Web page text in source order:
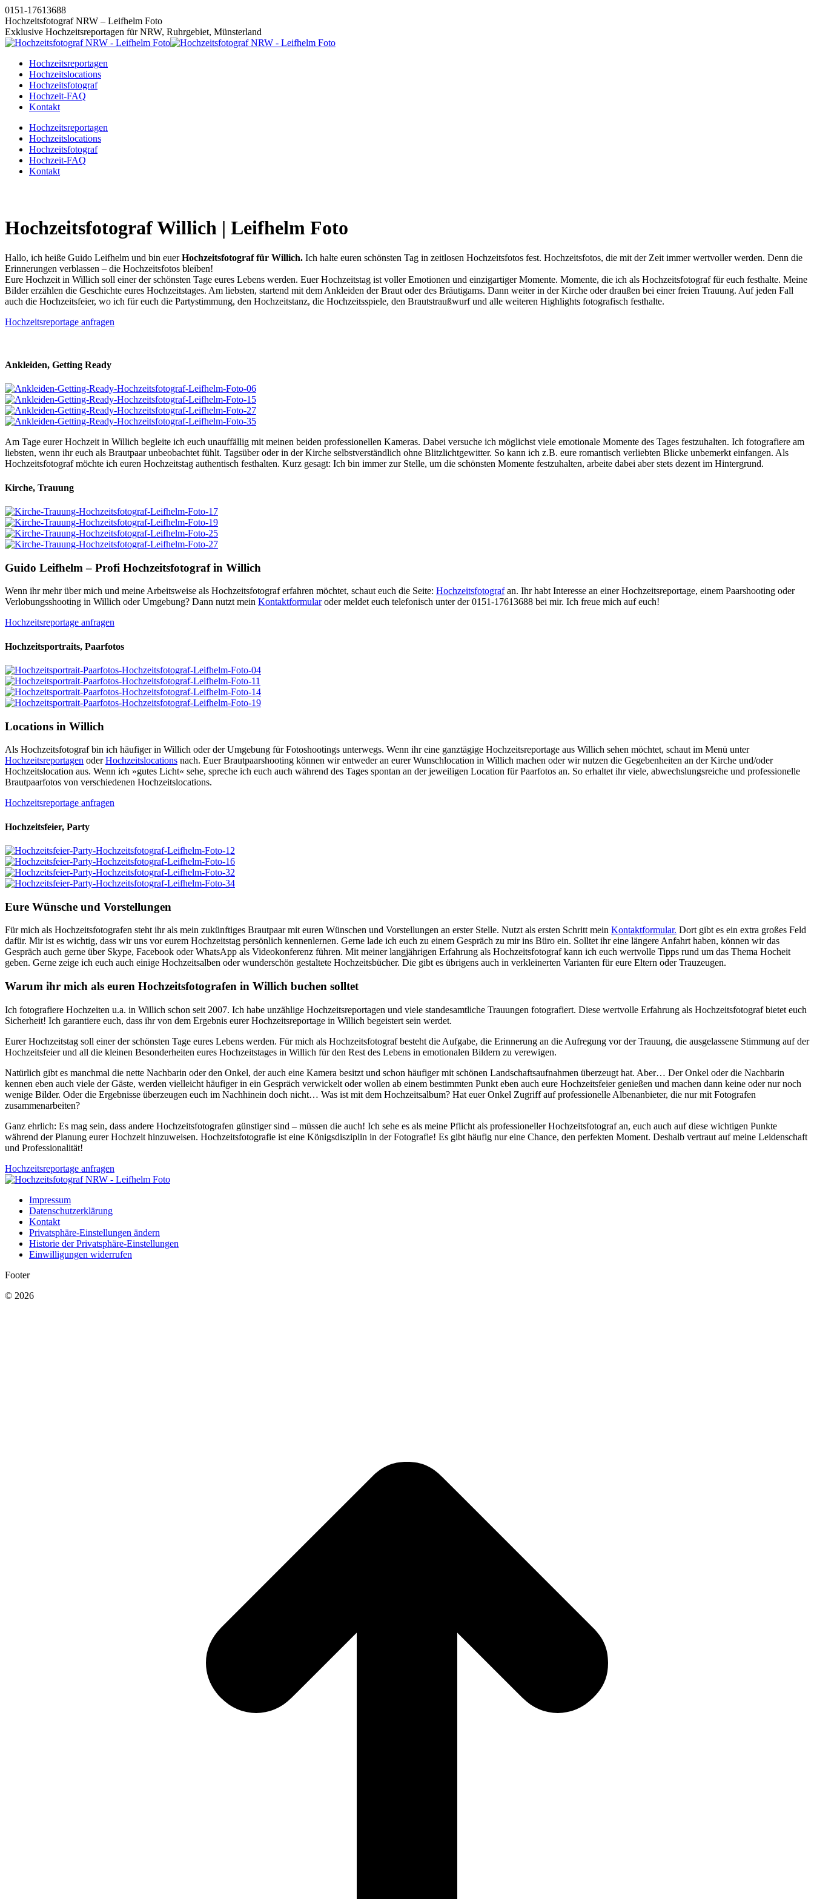
Zum
Inhalt
springen
0151-17613688
Hochzeitsfotograf NRW – Leifhelm Foto
Exklusive Hochzeitsreportagen für NRW, Ruhrgebiet, Münsterland
Hochzeitsreportagen
Hochzeitslocations
Hochzeitsfotograf
Hochzeit-FAQ
Kontakt
Instagram
page
opens
new
Facebook
page
opens
new
Pinterest
page
opens
new
page
opens
new
Hochzeitsreportagen
Hochzeitslocations
Hochzeitsfotograf
Hochzeit-FAQ
Kontakt
Hochzeitsfotograf Willich | Leifhelm Foto
Hallo, ich heiße Guido Leifhelm und bin euerHochzeitsfotograf für Willich. Ich halte euren schönsten Tag in zeitlosen Hochzeitsfotos fest. Hochzeitsfotos, die mit der Zeit immer wertvoller werden. Denn die
Erinnerungen verblassen – die Hochzeitsfotos bleiben!
Eure Hochzeit in Willich soll einer der schönsten Tage eures Lebens werden. Euer Hochzeitstag ist voller Emotionen und einzigartiger Momente. Momente, die ich als Hochzeitsfotograf für euch festhalte. Meine
Bilder erzählen die Geschichte eures Hochzeitstages. Am liebsten, startend mit dem Ankleiden der Braut oder des Bräutigams. Dann weiter in der Kirche oder draußen bei einer freien Trauung. Auf jeden Fall
auch die Hochzeitsfeier, wo ich für euch die Partystimmung, den Hochzeitstanz, die Hochzeitsspiele, den Brautstraußwurf und alle weiteren Highlights fotografisch festhalte.
Hochzeitsreportage anfragen
Ankleiden, Getting Ready
Am Tage eurer Hochzeit in Willich begleite ich euch unauffällig mit meinen beiden professionellen Kameras. Dabei versuche ich möglichst viele emotionale Momente des Tages festzuhalten. Ich fotografiere am
liebsten, wenn ihr euch als Brautpaar unbeobachtet fühlt. Tagsüber oder in der Kirche selbstverständlich ohne Blitzlichtgewitter. So kann ich z.B. eure romantisch verliebten Blicke unbemerkt einfangen. Als
Hochzeitsfotograf möchte ich euren Hochzeitstag authentisch festhalten. Kurz gesagt: Ich bin immer zur Stelle, um die schönsten Momente festzuhalten, arbeite dabei aber stets dezent im Hintergrund.
Kirche, Trauung
Guido Leifhelm – Profi Hochzeitsfotograf in Willich
Wenn ihr mehr über mich und meine Arbeitsweise als Hochzeitsfotograf erfahren möchtet, schaut euch die Seite: Hochzeitsfotografan. Ihr habt Interesse an einer Hochzeitsreportage, einem Paarshooting oder
Verlobungsshooting in Willich oder Umgebung? Dann nutzt mein Kontaktformularoder meldet euch telefonisch unter der 0151-17613688 bei mir. Ich freue mich auf euch!
Hochzeitsreportage anfragen
Hochzeitsportraits, Paarfotos
Locations in Willich
Als Hochzeitsfotograf bin ich häufiger in Willich oder der Umgebung für Fotoshootings unterwegs. Wenn ihr eine ganztägige Hochzeitsreportage aus Willich sehen möchtet, schaut im Menü unter
Hochzeitsreportagen oderHochzeitslocations nach. Euer Brautpaarshooting können wir entweder an eurer Wunschlocation in Willich machen oder wir nutzen die Gegebenheiten an der Kirche und/oder
Hochzeitslocation aus. Wenn ich »gutes Licht« sehe, spreche ich euch auch während des Tages spontan an der jeweiligen Location für Paarfotos an. So erhaltet ihr viele, abwechslungsreiche und professionelle
Brautpaarfotos von verschiedenen Hochzeitslocations.
Hochzeitsreportage anfragen
Hochzeitsfeier, Party
Eure Wünsche und Vorstellungen
Für mich als Hochzeitsfotografen steht ihr als mein zukünftiges Brautpaar mit euren Wünschen und Vorstellungen an erster Stelle. Nutzt als ersten Schritt mein Kontaktformular. Dort gibt es ein extra großes Feld
dafür. Mir ist es wichtig, dass wir uns vor eurem Hochzeitstag persönlich kennenlernen. Gerne lade ich euch zu einem Gespräch zu mir ins Büro ein. Solltet ihr eine längere Anfahrt haben, können wir das
Gespräch auch gerne über Skype, Facebook oder WhatsApp als Videokonferenz führen. Mit meiner langjährigen Erfahrung als Hochzeitsfotograf kann ich euch wertvolle Tipps rund um das Thema Hocheit
geben. Gerne zeige ich euch auch einige Hochzeitsalben oder wunderschön gestaltete Hochzeitsbücher. Die gibt es übrigens auch in verkleinerten Varianten für eure Eltern oder Trauzeugen.
Warum ihr mich als euren Hochzeitsfotografen in Willich buchen solltet
Ich fotografiere Hochzeiten u.a. in Willich schon seit 2007. Ich habe unzählige Hochzeitsreportagen und viele standesamtliche Trauungen fotografiert. Diese wertvolle Erfahrung als Hochzeitsfotograf bietet euch
Sicherheit! Ich garantiere euch, dass ihr von dem Ergebnis eurer Hochzeitsreportage in Willich begeistert sein werdet.
Eurer Hochzeitstag soll einer der schönsten Tage eures Lebens werden. Für mich als Hochzeitsfotograf besteht die Aufgabe, die Erinnerung an die Aufregung vor der Trauung, die ausgelassene Stimmung auf der
Hochzeitsfeier und all die kleinen Besonderheiten eures Hochzeitstages in Willich für den Rest des Lebens in emotionalen Bildern zu verewigen.
Natürlich gibt es manchmal die nette Nachbarin oder den Onkel, der auch eine Kamera besitzt und schon häufiger mit schönen Landschaftsaufnahmen überzeugt hat. Aber… Der Onkel oder die Nachbarin
kennen eben auch viele der Gäste, werden vielleicht häufiger in ein Gespräch verwickelt oder wollen ab einem bestimmten Punkt eben auch eure Hochzeitsfeier genießen und machen dann keine oder nur noch
wenige Bilder. Oder die Ergebnisse überzeugen euch im Nachhinein doch nicht… Was ist mit dem Hochzeitsalbum? Hat euer Onkel Zugriff auf professionelle Albenanbieter, die nur mit Fotografen
zusammenarbeiten?
Ganz ehrlich: Es mag sein, dass andere Hochzeitsfotografen günstiger sind – müssen die auch! Ich sehe es als meine Pflicht als professioneller Hochzeitsfotograf an, euch auch auf diese wichtigen Punkte
während der Planung eurer Hochzeit hinzuweisen. Hochzeitsfotografie ist eine Königsdisziplin in der Fotografie! Es gibt häufig nur eine Chance, den perfekten Moment. Deshalb vertraut auf meine Leidenschaft
und Professionalität!
Hochzeitsreportage anfragen
Impressum
Datenschutzerklärung
Kontakt
Privatsphäre-Einstellungen ändern
Historie der Privatsphäre-Einstellungen
Einwilligungen widerrufen
Footer
© 2026